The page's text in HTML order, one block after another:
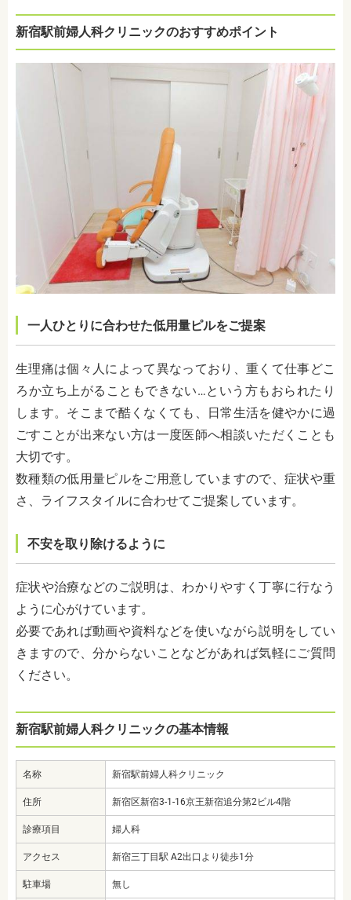
新宿駅前婦人科クリニックのおすすめポイント
一人ひとりに合わせた低用量ピルをご提案
生理痛は個々人によって異なっており、重くて仕事どこ
ろか立ち上がることもできない…という方もおられたり
します。そこまで酷くなくても、日常生活を健やかに過
ごすことが出来ない方は一度医師へ相談いただくことも
大切です。
数種類の低用量ピルをご用意していますので、症状や重
さ、ライフスタイルに合わせてご提案しています。
不安を取り除けるように
症状や治療などのご説明は、わかりやすく丁寧に行なう
ように心がけています。
必要であれば動画や資料などを使いながら説明をしてい
きますので、分からないことなどがあれば気軽にご質問
ください。
新宿駅前婦人科クリニックの基本情報
名称 新宿駅前婦人科クリニック
住所 新宿区新宿3-1-16京王新宿追分第2ビル4階
診療項目 婦人科
アクセス 新宿三丁目駅 A2出口より徒歩1分
駐車場 無し